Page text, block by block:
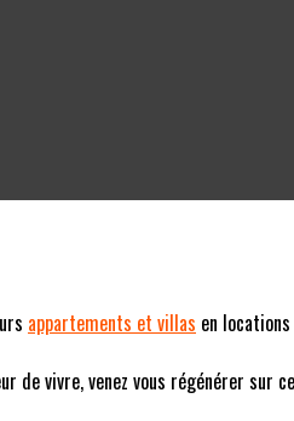
appartements et villas en
de vivre, venez vous régénérer